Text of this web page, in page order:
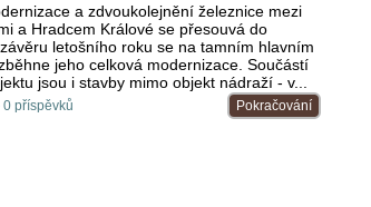
a zdvoukolejnění železnice mezi
a Hradcem Králové se přesouvá do
letošního roku se na tamním hlavním
jeho celková modernizace. Součástí
jsou i stavby mimo objekt nádraží - v...
Pokračování
0 příspěvků